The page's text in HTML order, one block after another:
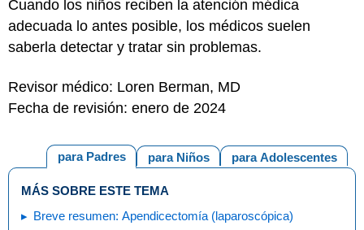
Cuando los niños reciben la atención médica
adecuada lo antes posible, los médicos suelen
saberla detectar y tratar sin problemas.
Revisor médico: Loren Berman, MD
Fecha de revisión: enero de 2024
para Adolescentes
para Niños
para Padres
MÁS SOBRE ESTE TEMA
Breve resumen: Apendicectomía (laparoscópica)